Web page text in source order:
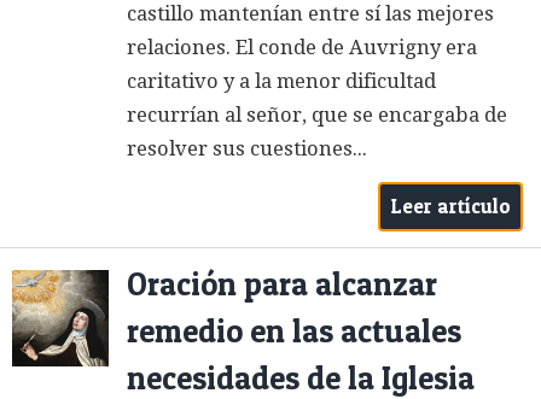
castillo mantenían entre sí las mejores
relaciones. El conde de Auvrigny era
caritativo y a la menor dificultad
recurrían al señor, que se encargaba de
resolver sus cuestiones...
Leer artículo
Oración para alcanzar
remedio en las actuales
necesidades de la Iglesia